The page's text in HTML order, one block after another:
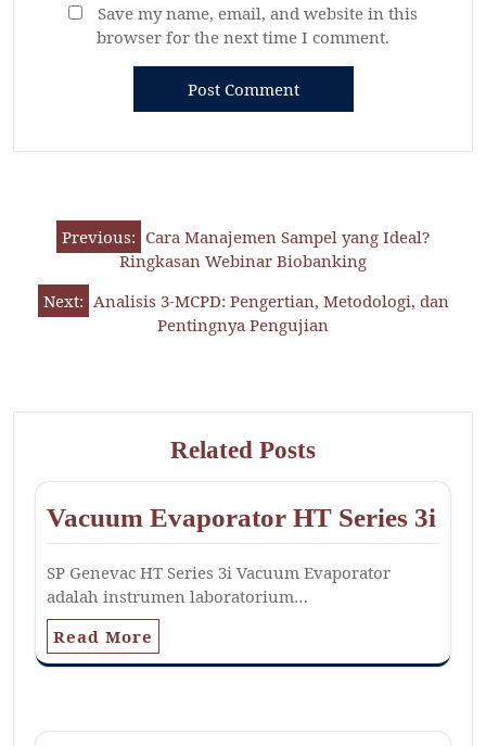
Save my name, email, and website in this
browser for the next time I comment.
Previous: Cara Manajemen Sampel yang Ideal?
Ringkasan Webinar Biobanking
Next: Analisis 3-MCPD: Pengertian, Metodologi, dan
Pentingnya Pengujian
Related Posts
Vacuum Evaporator HT Series 3i
SP Genevac HT Series 3i Vacuum Evaporator
adalah instrumen laboratorium…
Read More